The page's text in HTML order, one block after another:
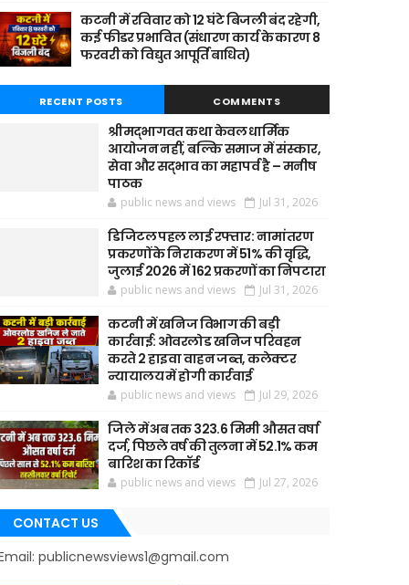
कटनी में रविवार को 12 घंटे बिजली बंद रहेगी,
कई फीडर प्रभावित (संधारण कार्य के कारण 8
फरवरी को विद्युत आपूर्ति बाधित)
RECENT POSTS COMMENTS
श्रीमद्भागवत कथा केवल धार्मिक
आयोजन नहीं, बल्कि समाज में संस्कार,
सेवा और सद्भाव का महापर्व है – मनीष
पाठक
public news and views Jul 31, 2026
डिजिटल पहल लाई रफ्तार: नामांतरण
प्रकरणों के निराकरण में 51% की वृद्धि,
जुलाई 2026 में 162 प्रकरणों का निपटारा
public news and views Jul 31, 2026
कटनी में खनिज विभाग की बड़ी
कार्रवाई: ओवरलोड खनिज परिवहन
करते 2 हाइवा वाहन जब्त, कलेक्टर
न्यायालय में होगी कार्रवाई
public news and views Jul 29, 2026
जिले में अब तक 323.6 मिमी औसत वर्षा
दर्ज, पिछले वर्ष की तुलना में 52.1% कम
बारिश का रिकॉर्ड
public news and views Jul 27, 2026
CONTACT US
publicnewsviews1@gmail.com